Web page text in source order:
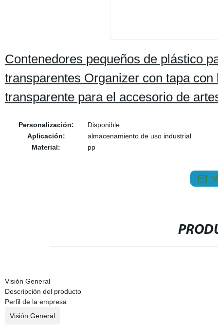
Contenedores pequeños de plástico
transparentes Organizer con tapa
transparente para el accesorio de
Personalización:
Disponible
Aplicación:
almacenamiento de uso industrial
Material:
pp
Visión General
Descripción del producto
Perfil de la empresa
Visión General